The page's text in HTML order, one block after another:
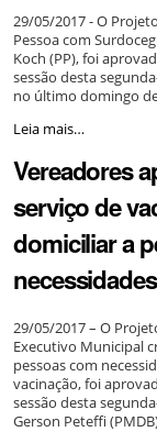
Câmara
-
29/05/2017 - O
Pessoa com
Koch (PP), foi
sessão desta
no último domingo
Aprovado
que
institui
o
Dia
Municipal
da
Pessoa
com
-
Leia mais…
Vereadores
serviço de
domiciliar a
29/05/2017 – O
Executivo Municipal
pessoas com
vacinação, foi
sessão desta
Gerson Peteffi